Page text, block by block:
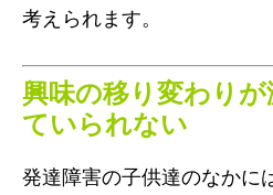
考えられます。
興味の移り変わり
ていられない
発達障害の子供達のなかに